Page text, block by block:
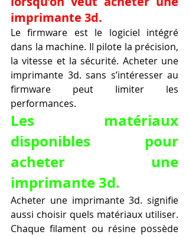
imprimante 3d.
Le firmware est le logiciel intégré
dans la machine. Il pilote la précision,
la vitesse et la sécurité. Acheter une
imprimante 3d. sans s’intéresser au
firmware peut limiter les
performances.
Les matériaux
disponibles pour
acheter une
imprimante 3d.
Acheter une imprimante 3d. signifie
aussi choisir quels matériaux utiliser.
Chaque filament ou résine possède